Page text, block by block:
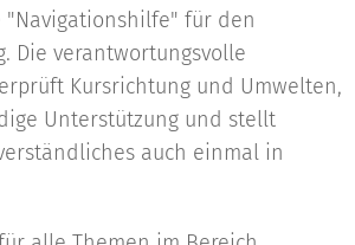
"Navigationshilfe" für den
Die verantwortungsvolle
Kursrichtung und Umwelten,
Unterstützung und stellt
auch einmal in